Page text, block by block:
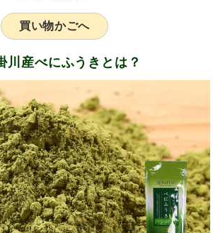
買い物かごへ
川産べにふうきとは？